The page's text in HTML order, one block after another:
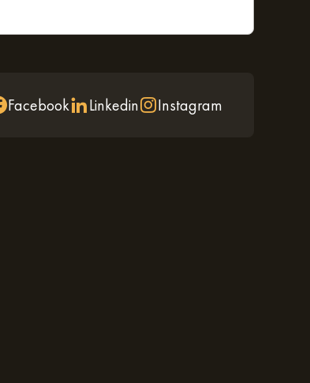
Facebook Linkedin Instagram